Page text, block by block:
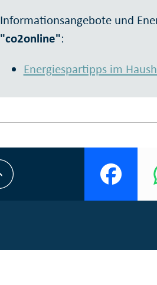
Informationsangebote und
"co2online":
Energiespartipps im